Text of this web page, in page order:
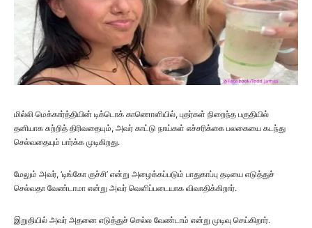
மில்லி மெக்கார்த்தியின் டிக்டொக் காணொளியில், புதர்கள் நிறைந்த பகுதியில்
தனியாக சுற்றித் திரிவதையும், அவர் காட்டு நாய்கள் எச்சரிக்கை பலகையை கடந்து
செல்வதையும் பார்க்க முடிகிறது.
மேலும் அவர், ‘டிங்கோ குச்சி’ என்று அழைக்கப்படும் பாதுகாப்பு தடியை எடுத்துச்
செல்வதா வேண்டாமா என்று அவர் வெளிப்படையாக விவாதிக்கிறார்.
இறுதியில் அவர் அதனை எடுத்துச் செல்ல வேண்டாம் என்று முடிவு செய்கிறார்.